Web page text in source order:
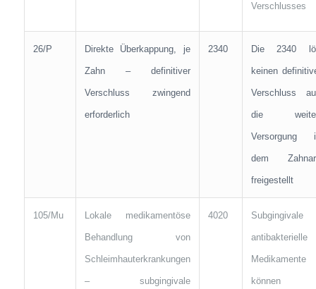
Verschlusses
26/P Direkte Überkappung, je
Zahn – definitiver
Verschluss zwingend
erforderlich
2340 Die 2340
keinen
Verschluss
die
Versorgung
dem
freigestellt
105/Mu Lokale medikamentöse
Behandlung von
Schleimhauterkrankungen
– subgingivale
4020 Subgingivale
antibakterielle
Medikamente
können